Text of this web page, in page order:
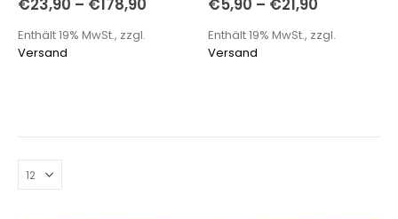
€23,90 – €178,90
Enthält 19% MwSt., zzgl.
Versand
€5,90 – €21,90
Enthält 19% MwSt., zzgl.
Versand